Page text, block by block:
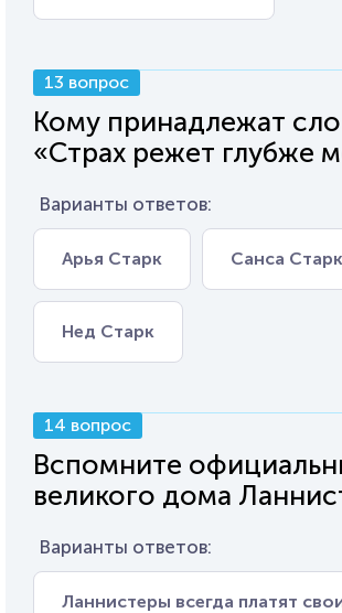
13 вопрос
Кому принадлежат
«Страх режет глубже
Варианты ответов:
Арья Старк Санса Старк
Нед Старк
14 вопрос
Вспомните
великого дома
Варианты ответов:
Ланнистеры всегда платят